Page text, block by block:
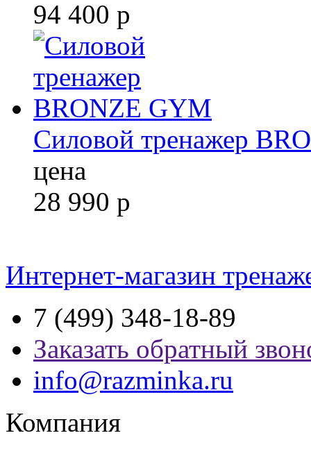
94 400 р
Силовой тренажер
цена
28 990 р
Интернет-магазин
7 (499) 348-18-89
Заказать обратный
info@razminka.ru
Компания